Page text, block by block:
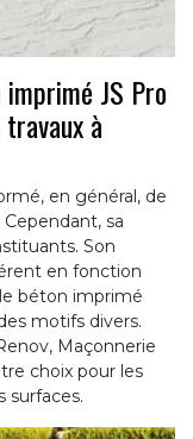
JS Pro
à
en général, de
sa
Son
en fonction
béton imprimé
motifs divers.
Maçonnerie
choix pour les
surfaces.